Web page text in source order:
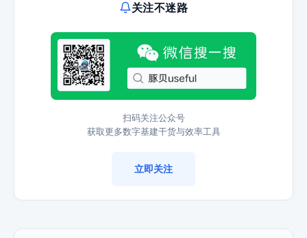
关注不迷路
扫码关注公众号
获取更多数字基建干货与效率工具
立即关注